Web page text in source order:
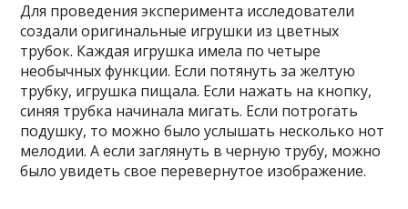
Для проведения эксперимента исследователи
создали оригинальные игрушки из цветных
трубок. Каждая игрушка имела по четыре
необычных функции. Если потянуть за желтую
трубку, игрушка пищала. Если нажать на кнопку,
синяя трубка начинала мигать. Если потрогать
подушку, то можно было услышать несколько нот
мелодии. А если заглянуть в черную трубу, можно
было увидеть свое перевернутое изображение.